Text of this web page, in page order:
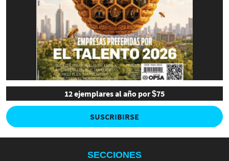
12 ejemplares al año por $75
SUSCRIBIRSE
SECCIONES